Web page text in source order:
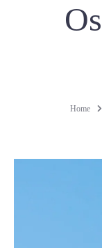
Home